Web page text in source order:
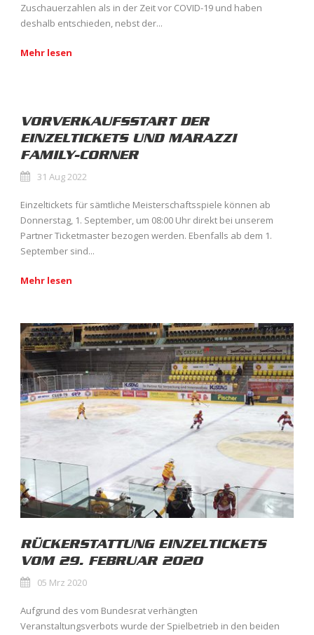
Zuschauerzahlen als in der Zeit vor COVID-19 und haben
deshalb entschieden, nebst der...
Mehr lesen
VORVERKAUFSSTART DER
EINZELTICKETS UND MARAZZI
FAMILY-CORNER
31 Aug 2022
Einzeltickets für sämtliche Meisterschaftsspiele können ab
Donnerstag, 1. September, um 08:00 Uhr direkt bei unserem
Partner Ticketmaster bezogen werden. Ebenfalls ab dem 1.
September sind...
Mehr lesen
RÜCKERSTATTUNG EINZELTICKETS
VOM 29. FEBRUAR 2020
05 Mrz 2020
Aufgrund des vom Bundesrat verhängten
Veranstaltungsverbots wurde der Spielbetrieb in den beiden